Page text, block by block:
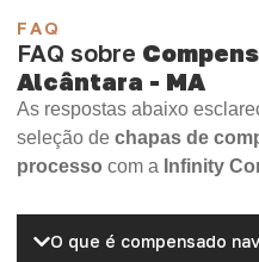
FAQ
FAQ sobre
Alcântara - MA
As respostas abaixo
seleção de chapas de
processo com a Infinity
O que é compensado